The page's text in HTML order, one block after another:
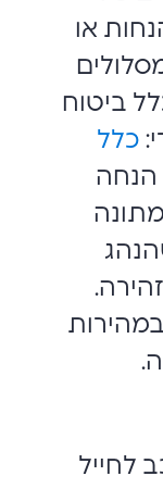
או
ביטוח
כלל
הנחה
לחייל